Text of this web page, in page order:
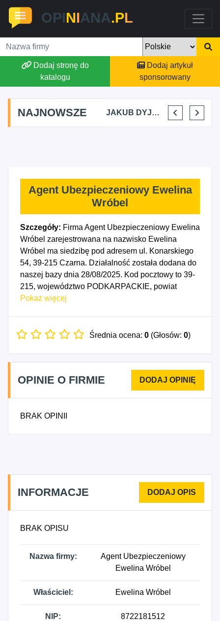
OPINIANA.PL
Dodaj stronę do
katalogu
Dodaj artykuł
sponsorowany
NAJNOWSZE
MARTYNA KUPIDURA KIKI JAKUB DYJAKIEWICZ POLISH LODA
Agent Ubezpieczeniowy Ewelina
Wróbel
Szczegóły: Firma Agent Ubezpieczeniowy Ewelina
Wróbel zarejestrowana na nazwisko Ewelina
Wróbel ma siedzibę pod adresem ul. Konarskiego
54, 39-215 Czarna. Działalność została dodana do
naszej bazy dnia 28/08/2025. Kod pocztowy to 39-
215, województwo PODKARPACKIE, powiat
dębicki. Numer Identyfikacji Podatkowej NIP to
542514535. Data rozpoczęcia działalności
związana z oceną ryzyka i szacowaniem
poniesionych strat, 6622Z - Działalność agentów i
brokerów ubezpieczeniowych, 6629Z - Pozostała
fundusze emerytalne.
Pokaż więcej
Średnia ocena: 0 (Głosów: 0)
OPINIE O FIRMIE
BRAK OPINII
INFORMACJE
BRAK OPISU
Nazwa firmy:
Agent Ubezpieczeniowy
Ewelina Wróbel
Właściciel: Ewelina Wróbel
NIP: 8722181512